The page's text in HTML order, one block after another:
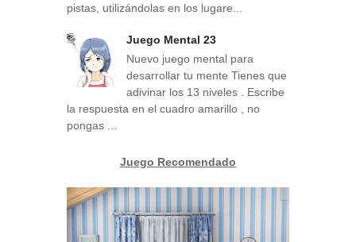
pistas, utilizándolas en los lugare...
Juego Mental 23
Nuevo juego mental para
desarrollar tu mente Tienes que
adivinar los 13 niveles . Escribe
la respuesta en el cuadro amarillo , no
pongas ...
Juego Recomendado